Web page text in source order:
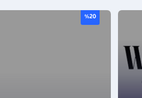
%20